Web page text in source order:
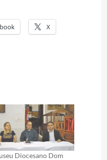
X
Diocesano Dom